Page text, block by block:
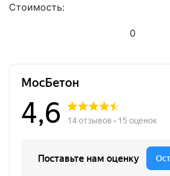
Стоимость:
0